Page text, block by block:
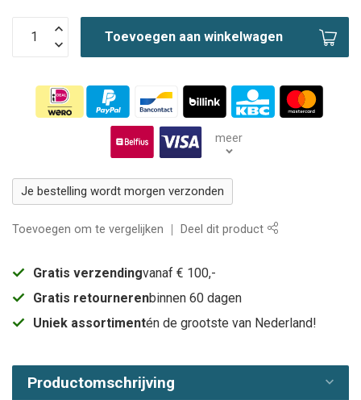
Toevoegen aan winkelwagen
meer
Je bestelling wordt morgen verzonden
Toevoegen om te vergelijken Deel dit product
Gratis verzendingvanaf € 100,-
Gratis retournerenbinnen 60 dagen
Uniek assortimentén de grootste van Nederland!
Productomschrijving